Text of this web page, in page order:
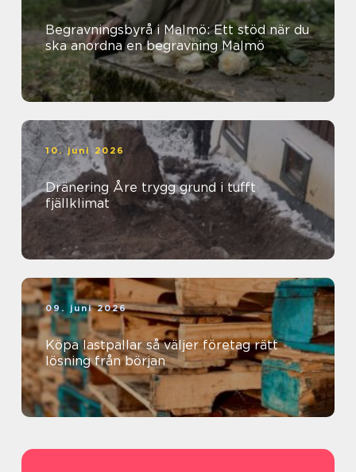
Begravningsbyrå i Malmö: Ett stöd när du
ska anordna en begravning Malmö
10. juni 2026
Dränering Åre trygg grund i tufft
fjällklimat
09. juni 2026
Köpa lastpallar så väljer företag rätt
lösning från början